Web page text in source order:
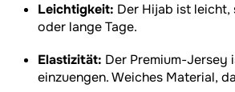
Leichtigkeit: Der Hijab ist leicht,
oder lange Tage.
Elastizität: Der Premium-Jersey
einzuengen. Weiches Material,